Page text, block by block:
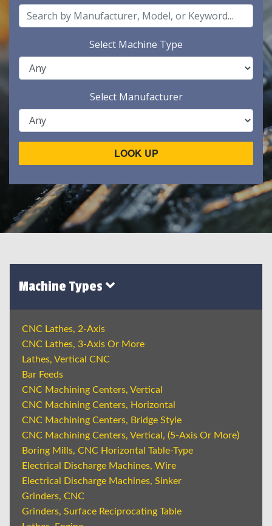
Select Machine Type
Select Manufacturer
LOOK UP
Machine Types
CNC Lathes, 2-Axis
CNC Lathes, 3-Axis Or More
Lathes, Vertical CNC
Bar Feeds
CNC Machining Centers, Vertical
CNC Machining Centers, Horizontal
CNC Machining Centers, Bridge Style
CNC Machining Centers, Vertical, (5-Axis Or More)
Boring Mills, CNC Horizontal Table-Type
Electrical Discharge Machines, Wire
Electrical Discharge Machines, Sinker
Grinders, CNC
Grinders, Surface Reciprocating Table